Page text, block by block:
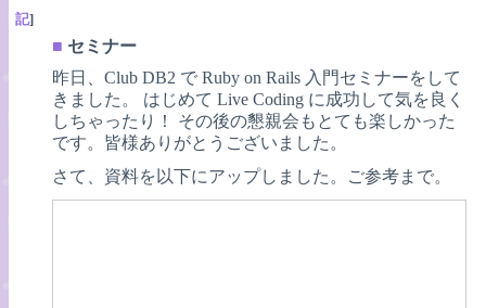
記]
■ セミナー
昨日、Club DB2 で Ruby on Rails 入門セミナーをして
きました。 はじめて Live Coding に成功して気を良く
しちゃったり！ その後の懇親会もとても楽しかった
です。皆様ありがとうございました。
さて、資料を以下にアップしました。ご参考まで。